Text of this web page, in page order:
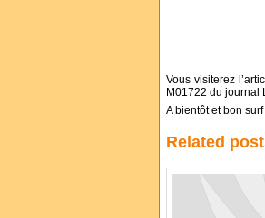
Vous visiterez
M01722 du journal
A bientôt et bon
Related